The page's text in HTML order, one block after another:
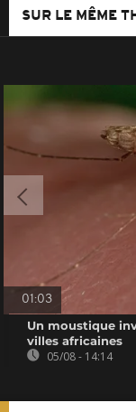
SUR LE MÊME
01:03
Un moustique
villes africaines
05/08 - 14:14